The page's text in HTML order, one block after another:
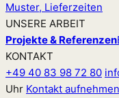
Muster, Lieferzeiten
UNSERE ARBEIT
Projekte & Referenzen
KONTAKT
+49 40 83 98 72 80
Uhr Kontakt